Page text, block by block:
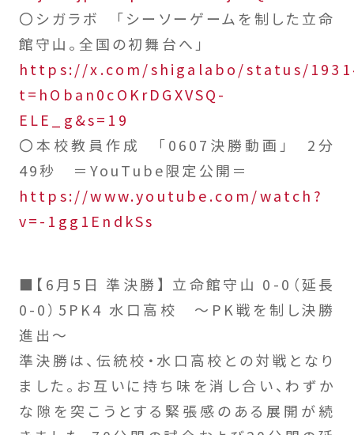
〇シガラボ 「シーソーゲームを制した立命
館守山。全国の初舞台へ」
https://x.com/shigalabo/status/
t=hOban0cOKrDGXVSQ-
ELE_g&s=19
〇本校教員作成 「0607決勝動画」 2分
49秒 ＝YouTube限定公開＝
https://www.youtube.com/watch?
v=-1gg1EndkSs
■【6月5日 準決勝】 立命館守山 0-0（延長
0-0）5PK4 水口高校 〜PK戦を制し決勝
進出〜
準決勝は、伝統校・水口高校との対戦となり
ました。お互いに持ち味を消し合い、わずか
な隙を突こうとする緊張感のある展開が続